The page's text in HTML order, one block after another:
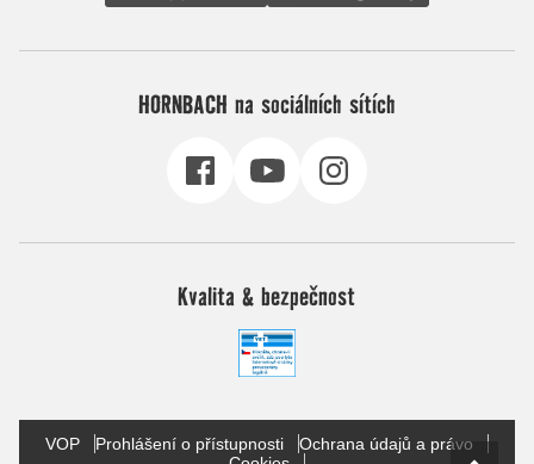
HORNBACH na sociálních sítích
Kvalita & bezpečnost
VOP Prohlášení o přístupnosti
Ochrana údajů a právo